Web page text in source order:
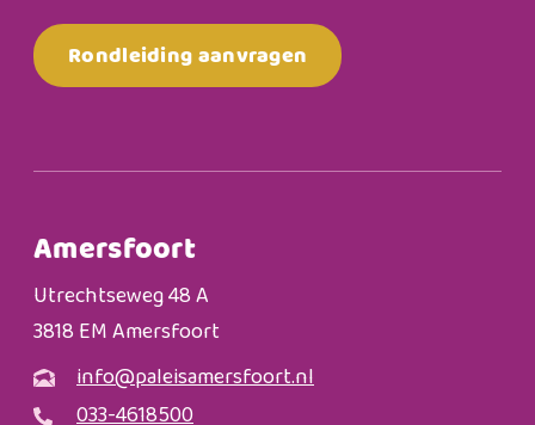
Rondleiding aanvragen
Amersfoort
Utrechtseweg 48 A
3818 EM Amersfoort
info@paleisamersfoort.nl
033-4618500